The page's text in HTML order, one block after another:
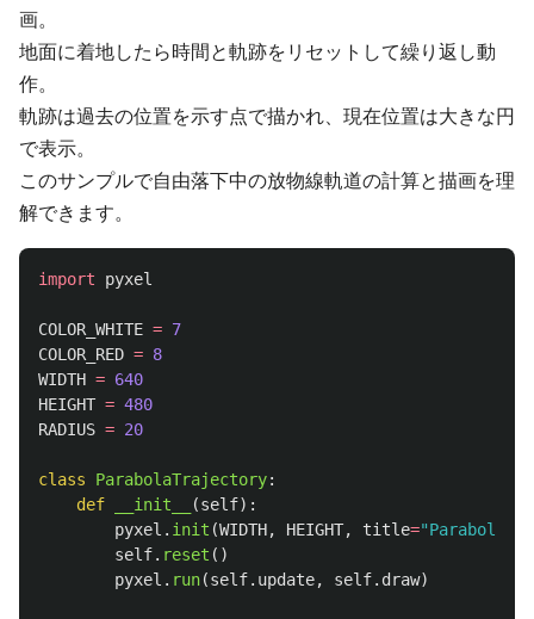
画。
地面に着地したら時間と軌跡をリセットして繰り返し動
作。
軌跡は過去の位置を示す点で描かれ、現在位置は大きな円
で表示。
このサンプルで自由落下中の放物線軌道の計算と描画を理
解できます。
import pyxel
COLOR_WHITE = 7
COLOR_RED = 8
WIDTH = 640
HEIGHT = 480
RADIUS = 20
class ParabolaTrajectory:
def
__init__ (self):
pyxel . init (WIDTH, HEIGHT, title="Parabolic
self. reset ()
pyxel . run(self. update, self. draw)